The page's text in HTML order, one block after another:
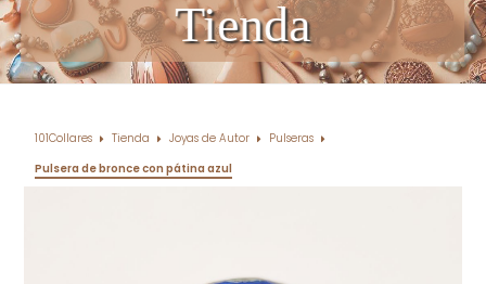
Tienda
101Collares Tienda Joyas de Autor
Pulseras
Pulsera de bronce con pátina azul